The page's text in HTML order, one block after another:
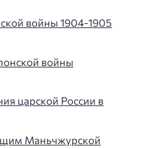
войны 1904-1905
войны
царской России в
Маньчжурской